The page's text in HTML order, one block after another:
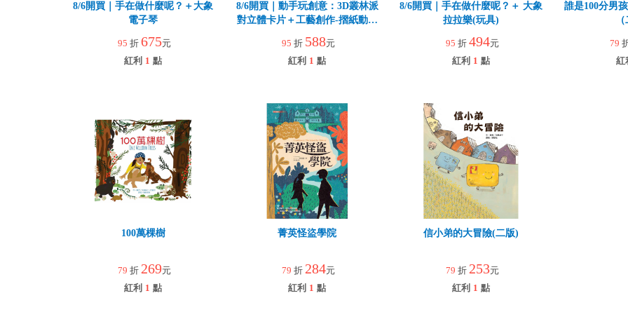
8/6開買｜手在做什麼呢？＋大象
電子琴
95 折 675元
紅利 1 點
8/6開買｜動手玩創意：3D叢林派
對立體卡片＋工藝創作-摺紙動物
95 折 588元
紅利 1 點
8/6開買｜手在做什麼呢？＋ 大象
拉拉樂(玩具)
95 折 494元
紅利 1 點
誰是100分男
79
紅
100萬棵樹
79 折 269元
紅利 1 點
菁英怪盜學院
79 折 284元
紅利 1 點
信小弟的大冒險(二版)
79 折 253元
紅利 1 點